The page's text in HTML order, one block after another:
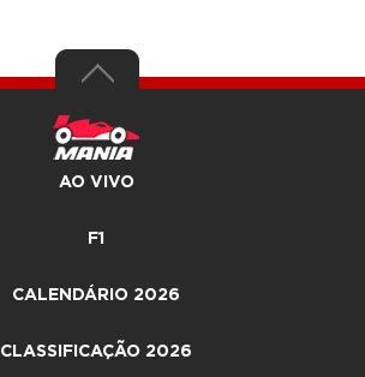
AO VIVO
F1
CALENDÁRIO 2026
CLASSIFICAÇÃO 2026